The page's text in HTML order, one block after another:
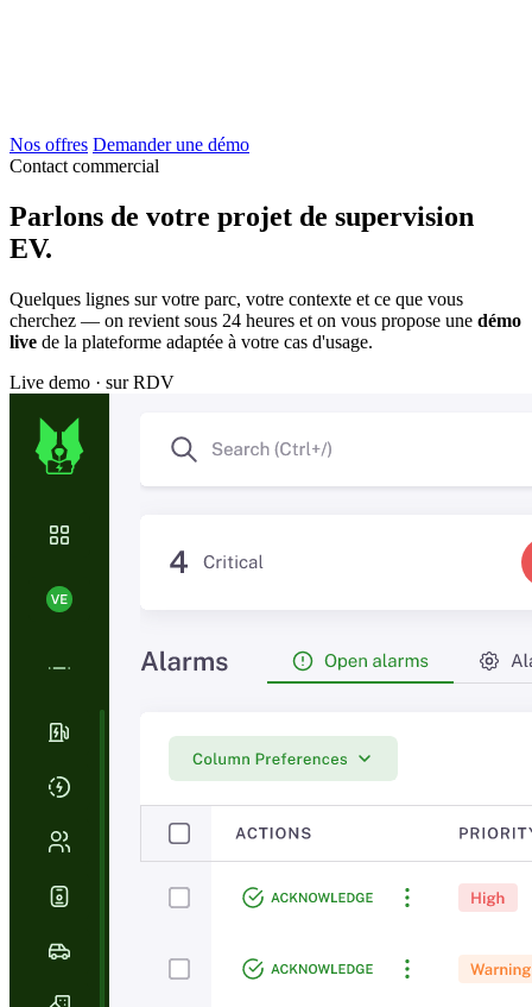
Nos offres Demander une démo
Contact commercial
Parlons de votre projet de supervision
EV.
Quelques lignes sur votre parc, votre contexte et ce que vous
cherchez — on revient sous 24 heures et on vous propose une démo
live de la plateforme adaptée à votre cas d'usage.
Live demo · sur RDV